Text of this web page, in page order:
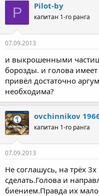
P Pilot-by
капитан 1-го ранга
07.09.2013
и выкрошенными
борозды. и голова
привёл достаточно
необходима?
ovchinnikov
капитан 1-го ранга
07.09.2013
Не соглашусь, на трёх
сделать.Голова и
биением.Правда их